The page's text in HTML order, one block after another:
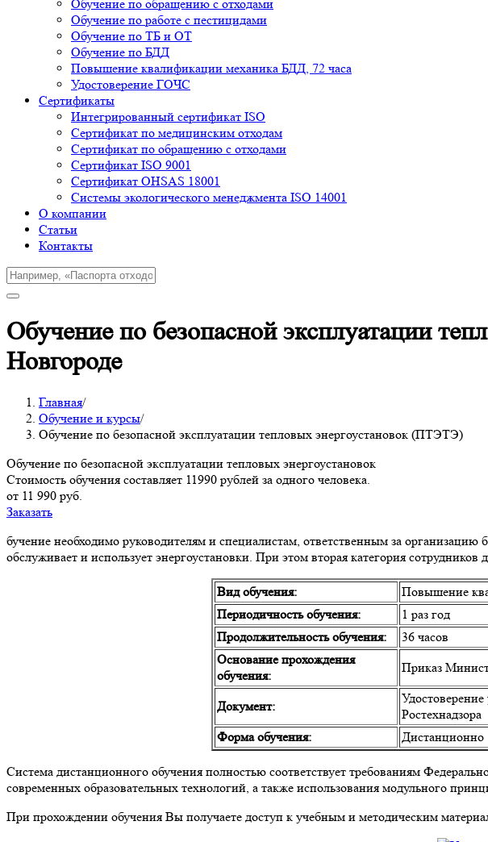
Обучение по обращению с отходами
Обучение по работе с пестицидами
Обучение по ТБ и ОТ
Обучение по БДД
Повышение квалификации механика БДД, 72 часа
Удостоверение ГОЧС
Сертификаты
Интегрированный сертификат ISO
Cертификат по медицинским отходам
Сертификат по обращению с отходами
Сертификат ISO 9001
Сертификат OHSAS 18001
Системы экологического менеджмента ISO 14001
О компании
Cтатьи
Контакты
Обучение по безопасной эксплуатации
Новгороде
Главная/
Обучение и курсы/
Обучение по безопасной эксплуатации тепловых энергоустановок (ПТЭТЭ)
Обучение по безопасной эксплуатации тепловых энергоустановок
Стоимость обучения составляет 11990 рублей за одного человека.
от 11 990 руб.
Заказать
бучение необходимо руководителям и специалистам, ответственным за
обслуживает и использует энергоустановки. При этом вторая категория
Вид обучения:
Повышение
Периодичность обучения:
1 раз год
Продолжительность обучения:
36 часов
Основание прохождения
обучения:
Приказ
Документ:
Ростехнадзора
Форма обучения:
Дистанционно
Система дистанционного обучения полностью соответствует требованиям
современных образовательных технологий, а также использования модульного
При прохождении обучения Вы получаете доступ к учебным и методическим